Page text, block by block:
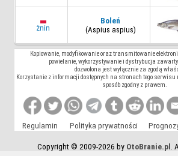
żnin
Boleń
(Aspius aspius)
Kopiowanie, modyfikowanie oraz transmitowanie
powielanie, wykorzystywanie i dystrybucja
dozwolona jest wyłącznie za zgodą
Korzystanie z informacji dostępnych na stronach tego serwisu
sposób zgodny z prawem.
Regulamin Polityka prywatności
Copyright © 2009-2026 by OtoBranie.pl .